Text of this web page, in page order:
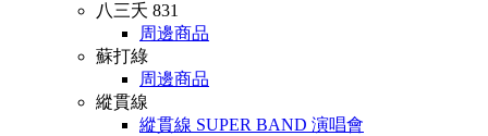
八三夭 831
周邊商品
蘇打綠
周邊商品
縱貫線
縱貫線 SUPER BAND 演唱會